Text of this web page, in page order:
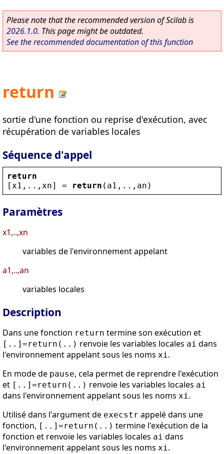
Please note that the recommended version of Scilab is
2026.1.0. This page might be outdated.
See the recommended documentation of this function
return
sortie d'une fonction ou reprise d'exécution, avec
récupération de variables locales
Séquence d'appel
return
[ x1 ,.., xn] = return ( a1 ,.., an )
Paramètres
x1,..,xn
variables de l'environnement appelant
a1,..,an
variables locales
Description
Dans une fonction return termine son exécution et
[..]=return(..) renvoie les variables locales ai dans
l'environnement appelant sous les noms xi.
En mode de pause, cela permet de reprendre l'exécution
et [..]=return(..) renvoie les variables locales ai
dans l'environnement appelant sous les noms xi.
Utilisé dans l'argument de execstr appelé dans une
fonction, [..]=return(..) termine l'exécution de la
fonction et renvoie les variables locales ai dans
l'environnement appelant sous les noms xi.